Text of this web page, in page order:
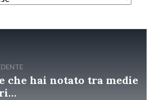
che hai notato tra medie